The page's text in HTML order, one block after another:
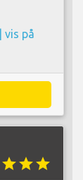
vis på
starstarstar